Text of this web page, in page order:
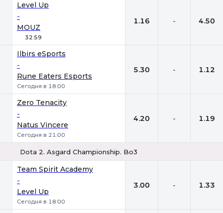
Level Up
-
MOUZ
32:59
1.16 - 4.50
Ilbirs eSports
-
Rune Eaters Esports
Сегодня в 18:00
5.30 - 1.12
Zero Tenacity
-
Natus Vincere
Сегодня в 21:00
4.20 - 1.19
Dota 2. Asgard Championship. Bo3
Team Spirit Academy
-
Level Up
Сегодня в 18:00
3.00 - 1.33